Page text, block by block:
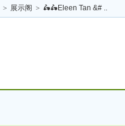
> 展示阁 > 🛵🛵Eleen Tan &# ..